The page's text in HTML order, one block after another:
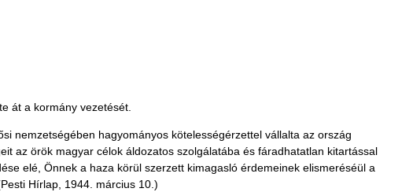
át a kormány vezetését.
nemzetségében hagyományos kötelességérzettel vállalta az ország
az örök magyar célok áldozatos szolgálatába és fáradhatatlan kitartással
elé, Önnek a haza körül szerzett kimagasló érdemeinek elismeréséül a
Hírlap, 1944. március 10.)